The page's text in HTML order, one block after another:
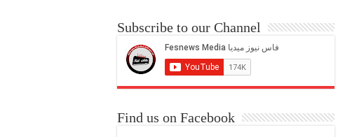
Subscribe to our Channel
Find us on Facebook